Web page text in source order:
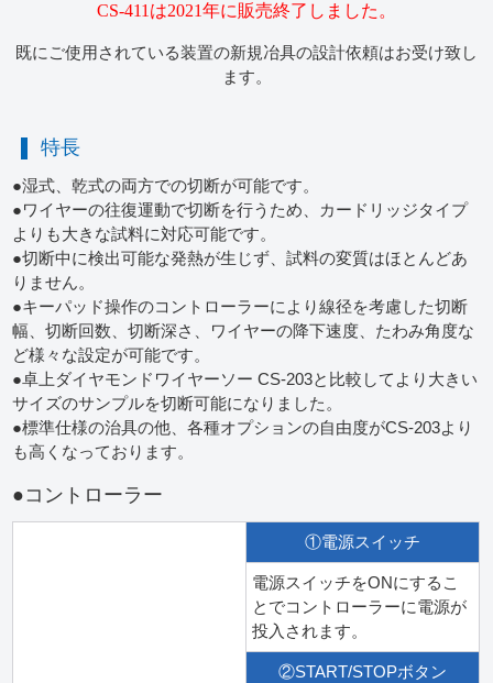
CS-411は2021年に販売終了しました。
既にご使用されている装置の新規冶具の設計依頼はお受け致し
ます。
特長
●湿式、乾式の両方での切断が可能です。
●ワイヤーの往復運動で切断を行うため、カードリッジタイプ
よりも大きな試料に対応可能です。
●切断中に検出可能な発熱が生じず、試料の変質はほとんどあ
りません。
●キーパッド操作のコントローラーにより線径を考慮した切断
幅、切断回数、切断深さ、ワイヤーの降下速度、たわみ角度な
ど様々な設定が可能です。
●卓上ダイヤモンドワイヤーソー CS-203と比較してより大きい
サイズのサンプルを切断可能になりました。
●標準仕様の治具の他、各種オプションの自由度がCS-203より
も高くなっております。
●コントローラー
①電源スイッチ
電源スイッチをONにするこ
とでコントローラーに電源が
投入されます。
②START/STOPボタン